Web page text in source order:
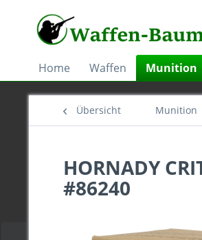
Home Waffen Munition
Übersicht Munition
HORNADY
#86240